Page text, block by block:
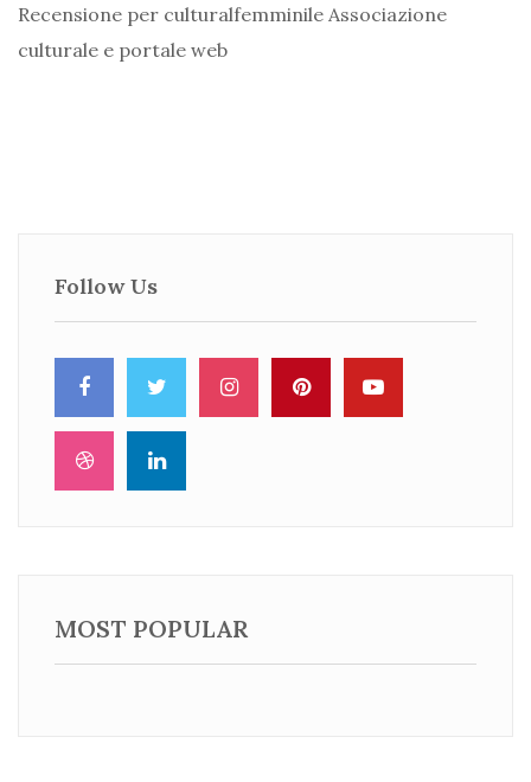
Recensione per culturalfemminile Associazione
culturale e portale web
Follow Us
MOST POPULAR